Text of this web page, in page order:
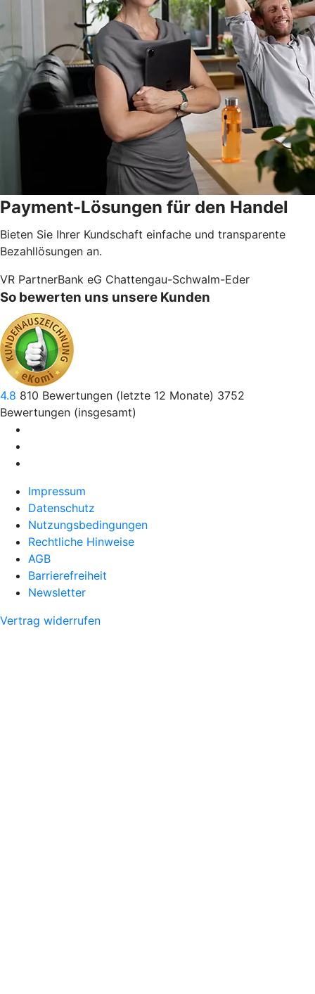
Payment-Lösungen für den Handel
Bieten Sie Ihrer Kundschaft einfache und transparente
Bezahllösungen an.
VR PartnerBank eG Chattengau-Schwalm-Eder
So bewerten uns unsere Kunden
4.8 810 Bewertungen (letzte 12 Monate) 3752
Bewertungen (insgesamt)
Impressum
Datenschutz
Nutzungsbedingungen
Rechtliche Hinweise
AGB
Barrierefreiheit
Newsletter
Vertrag widerrufen